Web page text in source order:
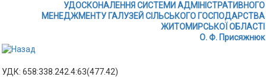
УДОСКОНАЛЕННЯ СИСТЕМИ АДМІНІСТРАТИВНОГО
МЕНЕДЖМЕНТУ ГАЛУЗЕЙ СІЛЬСЬКОГО ГОСПОДАРСТВА
ЖИТОМИРСЬКОЇ ОБЛАСТІ
О. Ф. Присяжнюк
УДК: 658:338.242.4:63(477.42)